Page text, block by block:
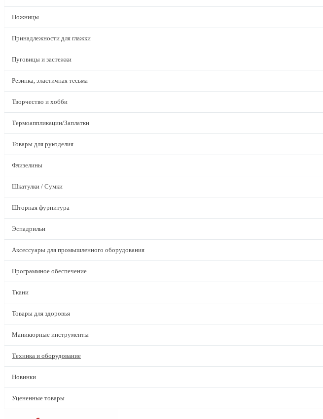
Ножницы
Принадлежности для глажки
Пуговицы и застежки
Резинка, эластичная тесьма
Творчество и хобби
Термоаппликации/Заплатки
Товары для рукоделия
Флизелины
Шкатулки / Сумки
Шторная фурнитура
Эспадрильи
Аксессуары для промышленного оборудования
Программное обеспечение
Ткани
Товары для здоровья
Маникюрные инструменты
Техника и оборудование
Новинки
Уцененные товары